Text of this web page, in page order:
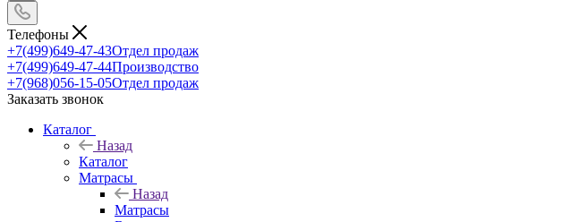
Телефоны
+7(499)649-47-43Отдел продаж
+7(499)649-47-44Производство
+7(968)056-15-05Отдел продаж
Заказать звонок
Каталог
Назад
Каталог
Матрасы
Назад
Матрасы